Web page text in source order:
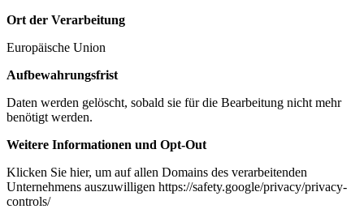
Ort der Verarbeitung
Europäische Union
Aufbewahrungsfrist
Daten werden gelöscht, sobald sie für die Bearbeitung nicht mehr
benötigt werden.
Weitere Informationen und Opt-Out
Klicken Sie hier, um auf allen Domains des verarbeitenden
Unternehmens auszuwilligen https://safety.google/privacy/privacy-
controls/